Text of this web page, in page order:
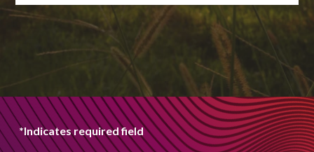
*Indicates required field